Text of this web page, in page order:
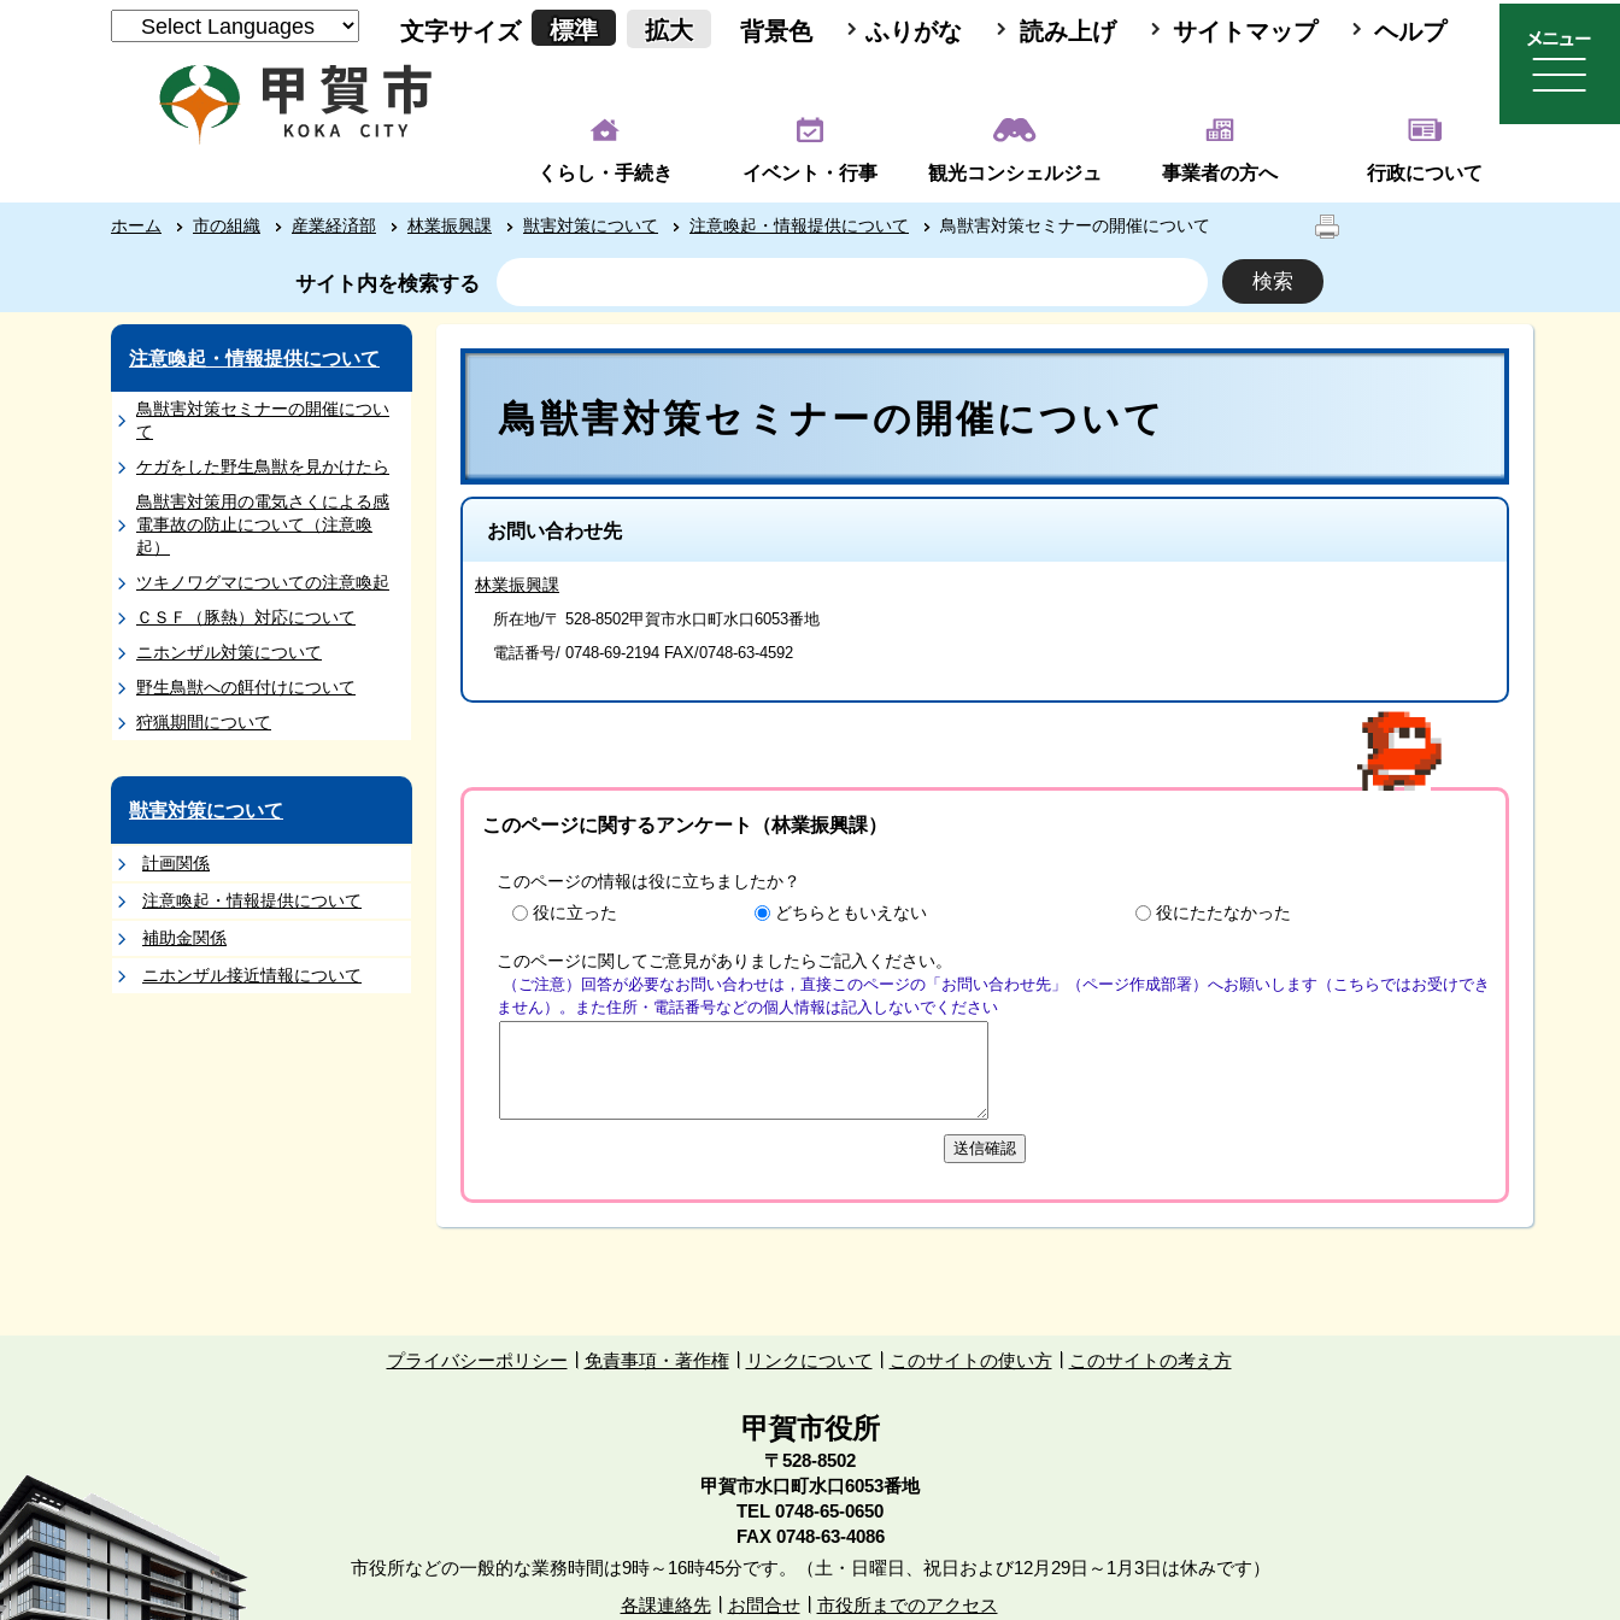
文字サイズ 標準 拡大 背景色 ふりがな 読み上げ サイトマップ ヘルプ
くらし・手続き イベント・行事 観光コンシェルジュ 事業者の方へ 行政について
ホーム 市の組織 産業経済部 林業振興課 獣害対策について 注意喚起・情報提供について 鳥獣害対策セミナーの開催について
サイト内を検索する
注意喚起・情報提供について
鳥獣害対策セミナーの開催につい
て
ケガをした野生鳥獣を見かけたら
鳥獣害対策用の電気さくによる感
電事故の防止について（注意喚
起）
ツキノワグマについての注意喚起
ＣＳＦ（豚熱）対応について
ニホンザル対策について
野生鳥獣への餌付けについて
狩猟期間について
獣害対策について
計画関係
注意喚起・情報提供について
補助金関係
ニホンザル接近情報について
鳥獣害対策セミナーの開催について
お問い合わせ先
林業振興課
所在地/〒 528-8502甲賀市水口町水口6053番地
電話番号/ 0748-69-2194 FAX/0748-63-4592
このページに関するアンケート（林業振興課）
このページの情報は役に立ちましたか？
役に立った
どちらともいえない 役にたたなかった
このページに関してご意見がありましたらご記入ください。
（ご注意）回答が必要なお問い合わせは，直接このページの「お問い合わせ先」（ページ作成部署）へお願いします（こちらではお受けでき
ません）。また住所・電話番号などの個人情報は記入しないでください
プライバシーポリシー 免責事項・著作権 リンクについて このサイトの使い方 このサイトの考え方
甲賀市役所
〒528-8502
甲賀市水口町水口6053番地
TEL 0748-65-0650
FAX 0748-63-4086
市役所などの一般的な業務時間は9時～16時45分です。（土・日曜日、祝日および12月29日～1月3日は休みです）
各課連絡先
お問合せ 市役所までのアクセス